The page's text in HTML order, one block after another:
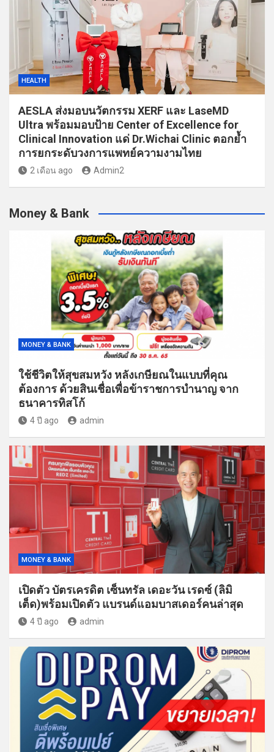
HEALTH
AESLA ส่งมอบนวัตกรรม XERF และ LaseMD
Ultra พร้อมมอบป้าย Center of Excellence for
Clinical Innovation แด่ Dr.Wichai Clinic ตอกย้ำ
การยกระดับวงการแพทย์ความงามไทย
2 เดือน ago Admin2
Money & Bank
MONEY & BANK
ใช้ชีวิตให้สุขสมหวัง หลังเกษียณในแบบที่คุณ
ต้องการ ด้วยสินเชื่อเพื่อข้าราชการบำนาญ จาก
ธนาคารทิสโก้
4 ปี ago admin
MONEY & BANK
เปิดตัว บัตรเครดิต เซ็นทรัล เดอะวัน เรดซ์ (ลิมิ
เต็ด)พร้อมเปิดตัว แบรนด์แอมบาสเดอร์คนล่าสุด
4 ปี ago admin